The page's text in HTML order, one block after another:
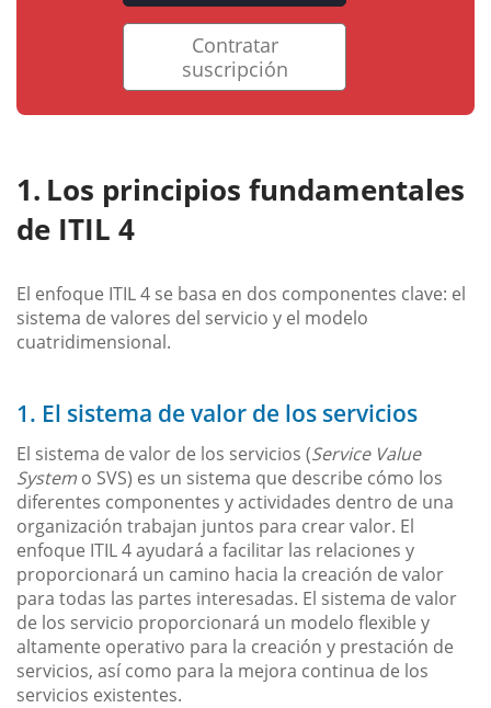
Contratar
suscripción
Los principios fundamentales
de ITIL 4
El enfoque ITIL 4 se basa en dos componentes clave: el
sistema de valores del servicio y el modelo
cuatridimensional.
1. El sistema de valor de los servicios
El sistema de valor de los servicios (Service Value
System o SVS) es un sistema que describe cómo los
diferentes componentes y actividades dentro de una
organización trabajan juntos para crear valor. El
enfoque ITIL 4 ayudará a facilitar las relaciones y
proporcionará un camino hacia la creación de valor
para todas las partes interesadas. El sistema de valor
de los servicio proporcionará un modelo flexible y
altamente operativo para la creación y prestación de
servicios, así como para la mejora continua de los
servicios existentes.